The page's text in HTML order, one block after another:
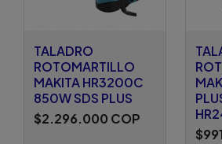
TALADRO
ROTOMARTILLO
MAKITA HR3200C
850W SDS PLUS
$2.296.000 COP